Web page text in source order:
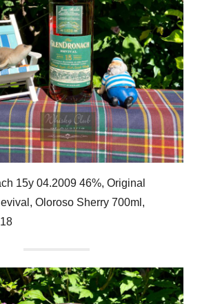
15y 04.2009 46%, Original
Oloroso Sherry 700ml,